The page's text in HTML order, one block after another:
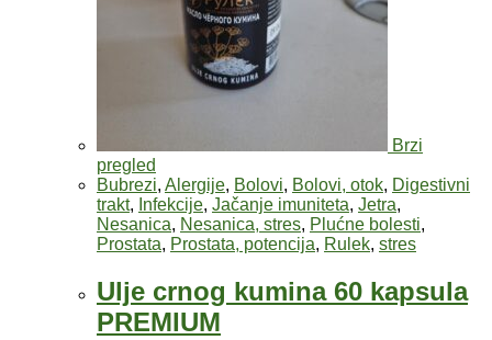
Brzi
pregled
Bubrezi, Alergije, Bolovi, Bolovi, otok, Digestivni
trakt, Infekcije, Jačanje imuniteta, Jetra,
Nesanica, Nesanica, stres, Plućne bolesti,
Prostata, Prostata, potencija, Rulek, stres
Ulje crnog kumina 60 kapsula
PREMIUM